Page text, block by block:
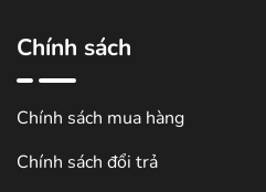
Chính sách
Chính sách mua hàng
Chính sách đổi trả